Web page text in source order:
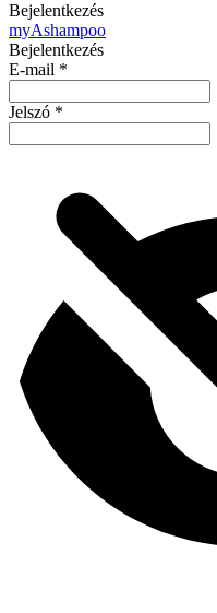
Bejelentkezés
myAshampoo
Bejelentkezés
E-mail *
Jelszó *